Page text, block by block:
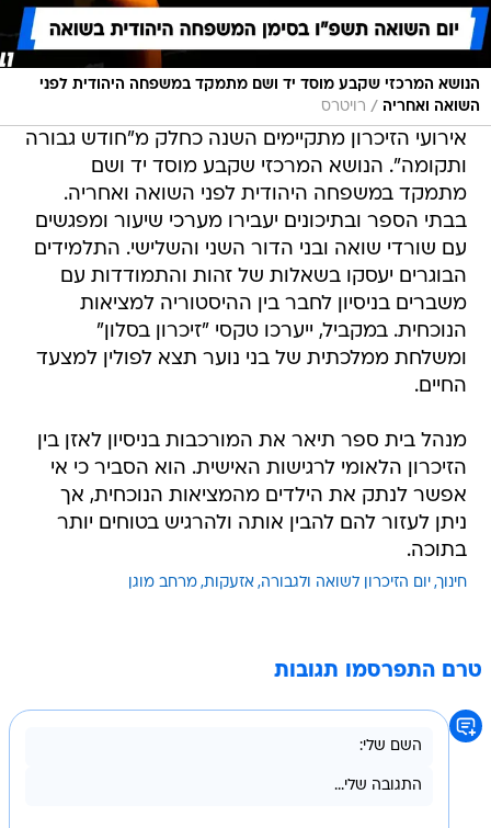
הנושא המרכזי שקבע מוסד יד ושם מתמקד במשפחה היהודית לפני
השואה ואחריה / רויטרס
אירועי הזיכרון מתקיימים השנה כחלק מ"חודש גבורה
ותקומה". הנושא המרכזי שקבע מוסד יד ושם
מתמקד במשפחה היהודית לפני השואה ואחריה.
בבתי הספר ובתיכונים יעבירו מערכי שיעור ומפגשים
עם שורדי שואה ובני הדור השני והשלישי. התלמידים
הבוגרים יעסקו בשאלות של זהות והתמודדות עם
משברים בניסיון לחבר בין ההיסטוריה למציאות
הנוכחית. במקביל, ייערכו טקסי "זיכרון בסלון"
ומשלחת ממלכתית של בני נוער תצא לפולין למצעד
החיים.
מנהל בית ספר תיאר את המורכבות בניסיון לאזן בין
הזיכרון הלאומי לרגישות האישית. הוא הסביר כי אי
אפשר לנתק את הילדים מהמציאות הנוכחית, אך
ניתן לעזור להם להבין אותה ולהרגיש בטוחים יותר
בתוכה.
חינוך יום הזיכרון לשואה ולגבורה אזעקות מרחב מוגן
טרם התפרסמו תגובות